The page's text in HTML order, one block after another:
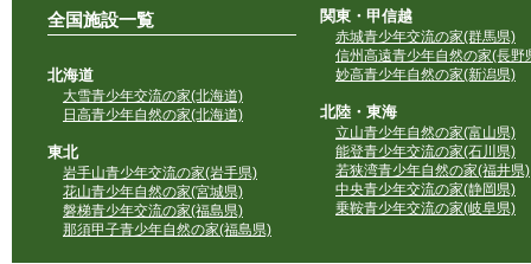
全国施設一覧
北海道
大雪青少年交流の家(北海道)
日高青少年自然の家(北海道)
東北
岩手山青少年交流の家(岩手県)
花山青少年自然の家(宮城県)
磐梯青少年交流の家(福島県)
那須甲子青少年自然の家(福島県)
関東・甲信越
赤城青少年交流の家(群馬県)
信州高遠青少年自然の家(長野
妙高青少年自然の家(新潟県)
北陸・東海
立山青少年自然の家(富山県)
能登青少年交流の家(石川県)
若狭湾青少年自然の家(福井県)
中央青少年交流の家(静岡県)
乗鞍青少年交流の家(岐阜県)